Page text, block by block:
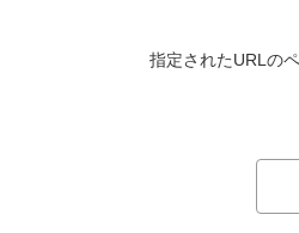
指定されたURLの